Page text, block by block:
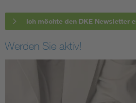
Ich möchte den DKE Newsletter
Werden Sie aktiv!